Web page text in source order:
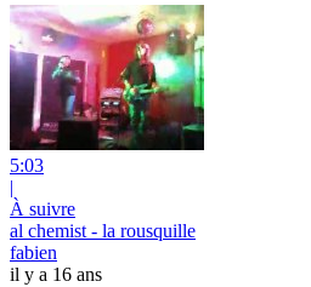
5:03
|
À suivre
al chemist - la rousquille
fabien
il y a 16 ans